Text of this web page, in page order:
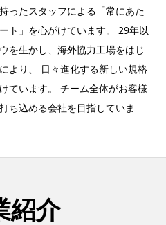
ったスタッフによる「常にあた
ト」を心がけています。 29年以
を生かし、海外協力工場をはじ
より、 日々進化する新しい規格
ています。 チーム全体がお客様
ち込める会社を目指していま
紹介